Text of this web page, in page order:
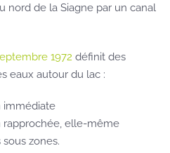
nord de la Siagne par un canal
1972 définit des
eaux autour du lac :
immédiate
elle-même
zones.